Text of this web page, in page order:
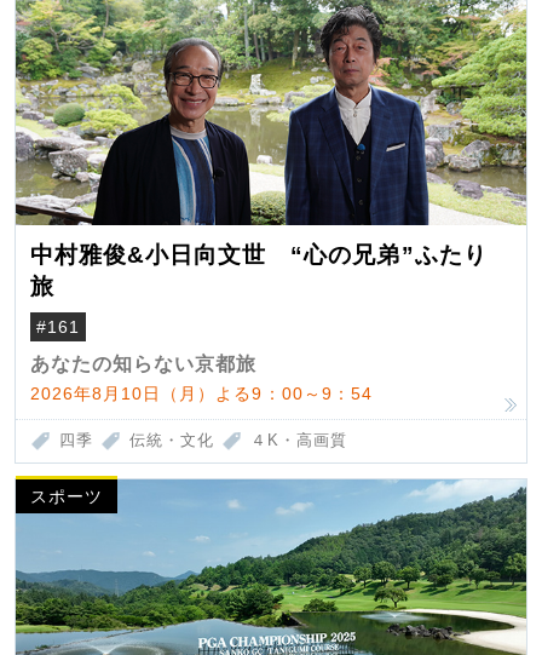
中村雅俊&小日向文世 “心の兄弟”ふたり
旅
#161
あなたの知らない京都旅
2026年8月10日（月）よる9：00～9：54
四季 伝統・文化 ４K・高画質
スポーツ